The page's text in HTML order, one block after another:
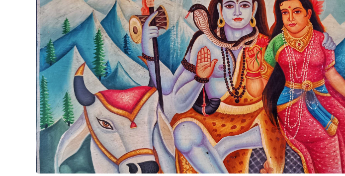
नियम,
करने
चाहिए
और
नहीं
करना
चाहिए,
और
16
सोमवार
व्रत
के
दिव्य